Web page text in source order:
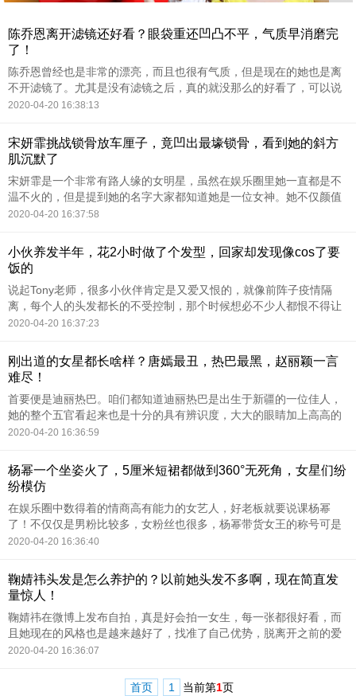
陈乔恩离开滤镜还好看？眼袋重还凹凸不平，气质早消磨完
了！
陈乔恩曾经也是非常的漂亮，而且也很有气质，但是现在的她也是离
不开滤镜了。尤其是没有滤镜之后，真的就没那么的好看了，可以说
是有着非常大的差距，毕竟她的气质现在也早就消磨完了。而且现在
2020-04-20 16:38:13
宋妍霏挑战锁骨放车厘子，竟凹出最壕锁骨，看到她的斜方
肌沉默了
宋妍霏是一个非常有路人缘的女明星，虽然在娱乐圈里她一直都是不
温不火的，但是提到她的名字大家都知道她是一位女神。她不仅颜值
很高，而且很会穿衣打扮，品味非常时尚，很多女孩子都把她当做自
2020-04-20 16:37:58
小伙养发半年，花2小时做了个发型，回家却发现像cos了要
饭的
说起Tony老师，很多小伙伴肯定是又爱又恨的，就像前阵子疫情隔
离，每个人的头发都长的不受控制，那个时候想必不少人都恨不得让
Tony老师直播教自己剪头发，至于恨么，相信诸位看了下面这个例子
2020-04-20 16:37:23
刚出道的女星都长啥样？唐嫣最丑，热巴最黑，赵丽颖一言
难尽！
首要便是迪丽热巴。咱们都知道迪丽热巴是出生于新疆的一位佳人，
她的整个五官看起来也是十分的具有辨识度，大大的眼睛加上高高的
鼻梁特别的美丽。只是令网友没有想到的是，刚开始出道的时分迪丽
2020-04-20 16:36:59
杨幂一个坐姿火了，5厘米短裙都做到360°无死角，女星们纷
纷模仿
在娱乐圈中数得着的情商高有能力的女艺人，好老板就要说课杨幂
了！不仅仅是男粉比较多，女粉丝也很多，杨幂带货女王的称号可是
有来头的，杨幂时尚穿搭不仅仅是在机场或者是在参加活动才看得
2020-04-20 16:36:40
鞠婧祎头发是怎么养护的？以前她头发不多啊，现在简直发
量惊人！
鞠婧祎在微博上发布自拍，真是好会拍一女生，每一张都很好看，而
且她现在的风格也是越来越好了，找准了自己优势，脱离开之前的爱
豆形象。仔细看了鞠婧祎的头发之后，才发现她的头发和她的颜值一
2020-04-20 16:36:07
首页 1 当前第1页